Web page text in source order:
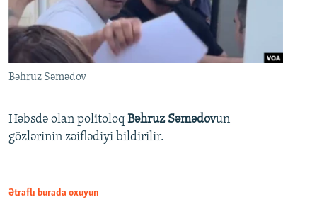
Bəhruz Səmədov
Həbsdə olan politoloq Bəhruz Səmədovun
gözlərinin zəiflədiyi bildirilir.
Ətraflı burada oxuyun